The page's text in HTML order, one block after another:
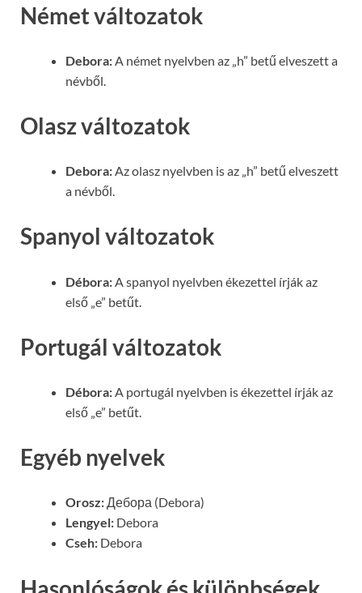
Német változatok
Debora:A német nyelvben az „h” betű elveszett a
névből.
Olasz változatok
Debora:Az olasz nyelvben is az „h” betű elveszett
a névből.
Spanyol változatok
Débora: A spanyol nyelvben ékezettel írják az
első „e” betűt.
Portugál változatok
Débora:A portugál nyelvben is ékezettel írják az
első „e” betűt.
Egyéb nyelvek
Orosz:Дебора (Debora)
Lengyel: Debora
Cseh: Debora